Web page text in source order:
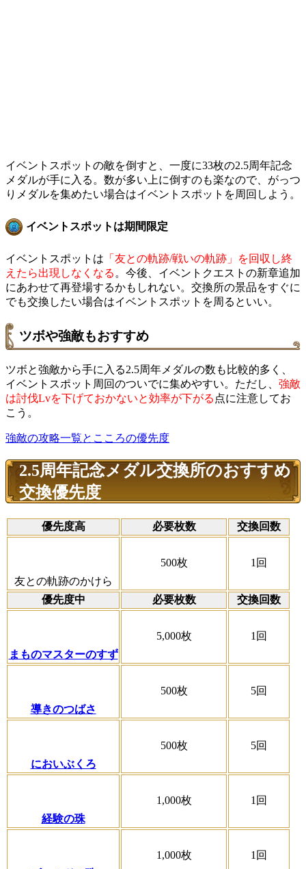
イベントスポットの敵を倒すと、一度に33枚の2.5周年記念
メダルが手に入る。数が多い上に倒すのも楽なので、がっつ
りメダルを集めたい場合はイベントスポットを周回しよう。
イベントスポットは期間限定
イベントスポットは 「友との軌跡/戦いの軌跡」を回収し終
えたら出現しなくなる。今後、イベントクエストの新章追加
にあわせて再登場するかもしれない。交換所の景品をすぐに
でも交換したい場合はイベントスポットを周るといい。
ツボや強敵もおすすめ
ツボと強敵から手に入る2.5周年メダルの数も比較的多く、
イベントスポット周回のついでに集めやすい。ただし、 強敵
は討伐Lvを下げておかないと効率が下がる 点に注意してお
こう。
強敵の攻略一覧とこころの優先度
2.5周年記念メダル交換所のおすすめ
交換優先度
優先度高 必要枚数 交換回数
友との軌跡のかけら
500枚 1回
優先度中 必要枚数 交換回数
まものマスターのすず
5,000枚 1回
導きのつばさ
500枚 5回
においぶくろ
500枚 5回
経験の珠
1,000枚 1回
1,000枚 1回